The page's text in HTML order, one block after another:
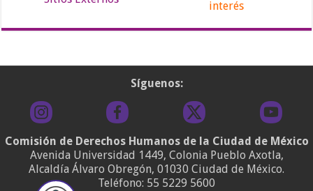
interés
Síguenos:
Comisión de Derechos Humanos de la Ciudad de México
Avenida Universidad 1449, Colonia Pueblo Axotla,
Alcaldía Álvaro Obregón, 01030 Ciudad de México.
Teléfono: 55 5229 5600